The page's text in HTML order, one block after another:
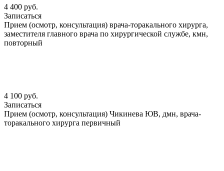
4 400 руб.
Записаться
Прием (осмотр, консультация) врача-торакального хирурга,
заместителя главного врача по хирургической службе, кмн,
повторный
4 100 руб.
Записаться
Прием (осмотр, консультация) Чикинева ЮВ, дмн, врача-
торакального хирурга первичный